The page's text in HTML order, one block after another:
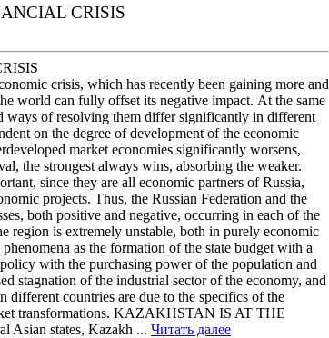
CRISIS
crisis, which has recently been gaining more and
world can fully offset its negative impact. At the same
ways of resolving them differ significantly in different
on the degree of development of the economic
market economies significantly worsens,
the strongest always wins, absorbing the weaker.
since they are all economic partners of Russia,
projects. Thus, the Russian Federation and the
both positive and negative, occurring in each of the
region is extremely unstable, both in purely economic
as the formation of the state budget with a
with the purchasing power of the population and
stagnation of the industrial sector of the economy, and
countries are due to the specifics of the
transformations. KAZAKHSTAN IS AT THE
states, Kazakh ... Читать далее